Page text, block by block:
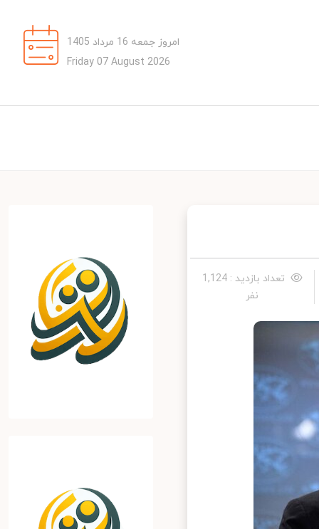
امروز جمعه 16 مرداد 1405
Friday 07 August 2026
تعداد بازدید : 1,124
نفر